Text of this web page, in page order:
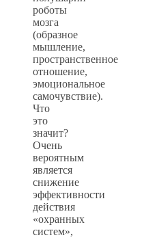
роботы
мозга
(образное
мышление,
пространственное
отношение,
эмоциональное
самочувствие).
Что
это
значит?
Очень
вероятным
является
снижение
эффективности
действия
«охранных
систем»,